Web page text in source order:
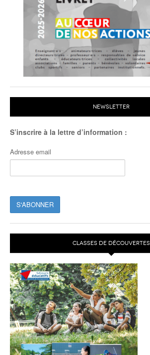
NEWSLETTER
S’inscrire à la lettre d’information :
Adresse email
CLASSES DE DÉCOUVERTES